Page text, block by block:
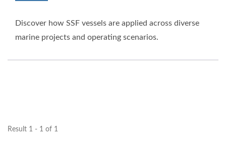
Discover how SSF vessels are applied across diverse
marine projects and operating scenarios.
Result 1 - 1 of 1